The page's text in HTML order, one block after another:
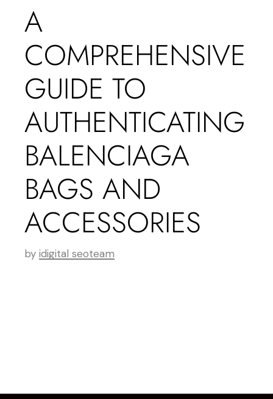
A
COMPREHENSIVE
GUIDE TO
AUTHENTICATING
BALENCIAGA
BAGS AND
ACCESSORIES
by idigital seoteam